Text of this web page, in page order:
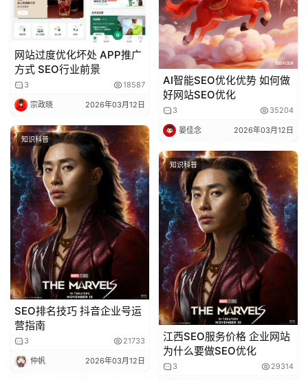
网站过度优化坏处 APP推广
方式 SEO行业前景
3 18587
宗政晓 2026年03月12日
AI智能SEO优化优势 如何做
好网站SEO优化
3 35204
晏佳念 2026年03月12日
知识科普
SEO排名技巧 抖音企业号运
营指南
3 21733
仲帆 2026年03月12日
知识科普
江西SEO服务价格 企业网站
为什么要做SEO优化
3 29314